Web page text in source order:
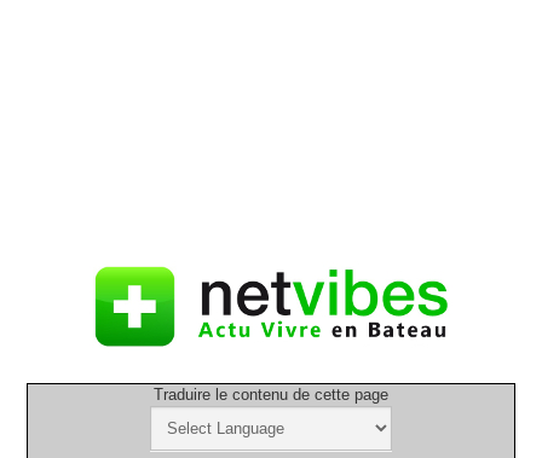
Traduire le contenu de cette page